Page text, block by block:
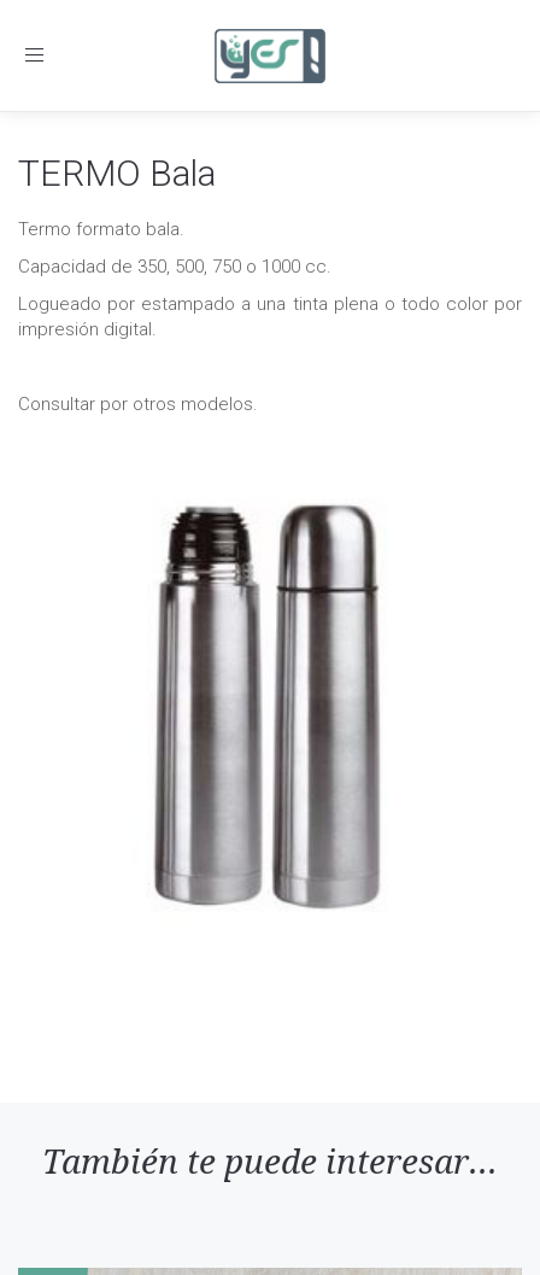
Toggle
TERMO Bala
Termo formato bala.
Capacidad de 350, 500, 750 o 1000 cc.
Logueado por estampado a una tinta plena o todo color por
impresión digital.
Consultar por otros modelos.
También te puede interesar...